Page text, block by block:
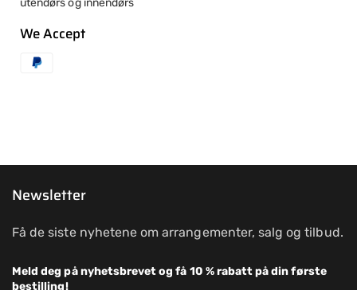
utendørs og innendørs
We Accept
Newsletter
Få de siste nyhetene om arrangementer, salg og tilbud.
Meld deg på nyhetsbrevet og få 10 % rabatt på din første
bestilling!